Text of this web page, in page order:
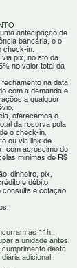
antecipação de
bancária, e o
check-in.
pix, no ato da
no valor total da
na data
com a demanda e
a qualquer
oferecemos o
da reserva pela
o check-in.
ou via link de
com acréscimo de
mínimas de R$
dinheiro, pix,
e débito.
consulta e cotação
às 11h.
a unidade antes
desta
adicional.